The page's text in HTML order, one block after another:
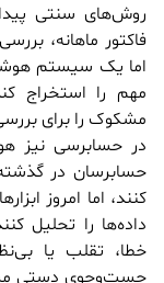
روش‌های سنتی
فاکتور ماهانه،
اما یک سیستم
مهم را استخراج
مشکوک را برای
در حسابرسی نیز
حسابرسان در گذشته
کنند، اما امروز
داده‌ها را تحلیل
خطا، تقلب یا
جست‌وجوی دستی